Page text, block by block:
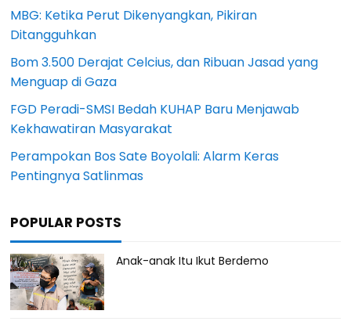
MBG: Ketika Perut Dikenyangkan, Pikiran
Ditangguhkan
Bom 3.500 Derajat Celcius, dan Ribuan Jasad yang
Menguap di Gaza
FGD Peradi-SMSI Bedah KUHAP Baru Menjawab
Kekhawatiran Masyarakat
Perampokan Bos Sate Boyolali: Alarm Keras
Pentingnya Satlinmas
POPULAR POSTS
Anak-anak Itu Ikut Berdemo